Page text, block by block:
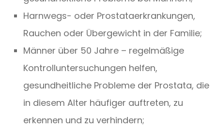
Harnwegs- oder Prostataerkrankungen,
Rauchen oder Übergewicht in der Familie;
Männer über 50 Jahre – regelmäßige
Kontrolluntersuchungen helfen,
gesundheitliche Probleme der Prostata, die
in diesem Alter häufiger auftreten, zu
erkennen und zu verhindern;